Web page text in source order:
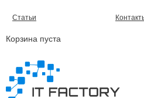
Статьи
Корзина пуста